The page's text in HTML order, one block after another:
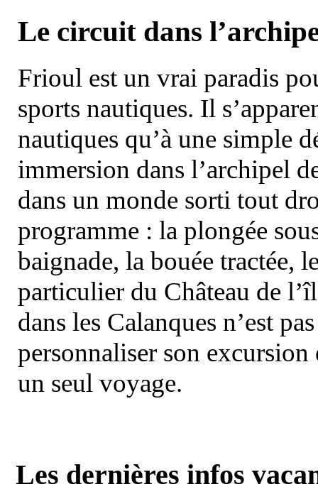
Le circuit dans
Frioul est un vrai paradis
sports nautiques. Il
nautiques qu’à une simple
immersion dans l’archipel
dans un monde sorti tout
programme : la plongée
baignade, la bouée tractée,
particulier du Château de
dans les Calanques n’est
personnaliser son
un seul voyage.
Les dernières infos